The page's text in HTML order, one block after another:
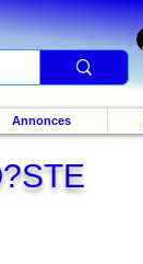
Annonces